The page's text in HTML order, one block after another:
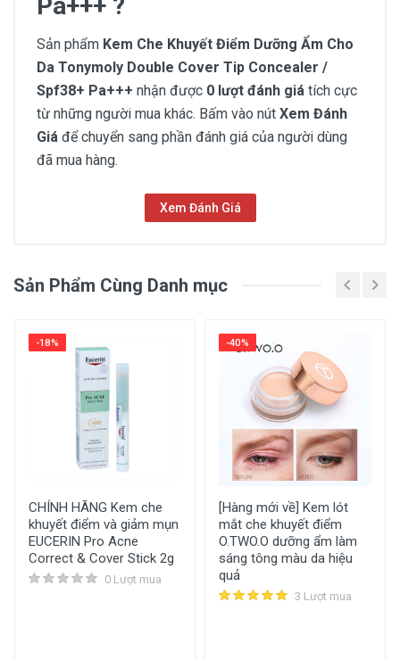
Sản phẩm Kem Che Khuyết Điểm Dưỡng Ẩm Cho
Da Tonymoly Double Cover Tip Concealer /
Spf38+ Pa+++ nhận được 0 lượt đánh giá tích cực
từ những người mua khác. Bấm vào nút Xem Đánh
Giá để chuyển sang phần đánh giá của người dùng
đã mua hàng.
Xem Đánh Giá
Thông Tin Chung
TONYMOLY
Dạng sản phẩm
Dạng kem
Dành cho loại da
Mọi loại da
Mức SPF chống nắng
SPF 45
Kích cỡ
Kích cỡ tiêu chuẩn
Sản Phẩm Cùng Danh mục
-18%
CHÍNH HÃNG Kem che
khuyết điểm và giảm mụn
EUCERIN Pro Acne
Correct & Cover Stick 2g
0 Lượt mua
-40%
[Hàng mới về] Kem lót
mắt che khuyết điểm
O.TWO.O dưỡng ẩm làm
sáng tông màu da hiệu
quả
3 Lượt mua